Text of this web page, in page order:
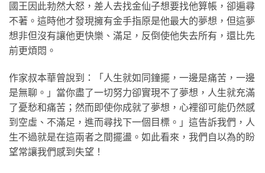
國王因此勃然大怒，差人去找金仙子想要找他算帳，卻遍尋
不著。這時他才發現擁有金手指原是他最大的夢想，但這夢
想非但沒有讓他更快樂、滿足，反倒使他失去所有，還比先
前更煩悶。
作家叔本華曾說到：「人生就如同鐘擺，一邊是痛苦，一邊
是無聊。」當你盡了一切努力卻實現不了夢想，人生就充滿
了憂愁和痛苦；然而即使你成就了夢想，心裡卻可能仍然感
到空虛、不滿足，進而尋找下一個目標。」這告訴我們，人
生不過就是在這兩者之間擺盪。如此看來，我們自以為的盼
望常讓我們感到失望！